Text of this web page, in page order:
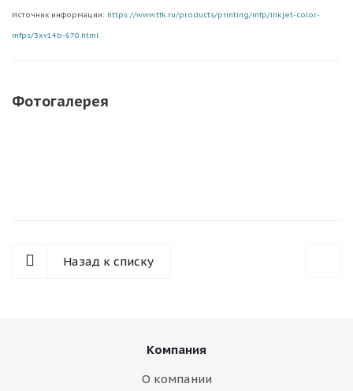
Источник информации: https://www.tfk.ru/products/printing/mfp/inkjet-color-
mfps/3xv14b-670.html
Фотогалерея
Назад к списку
Компания
О компании